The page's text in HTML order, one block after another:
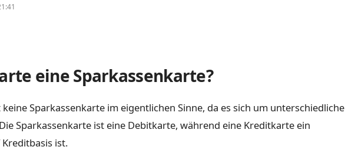
eine Sparkassenkarte?
Sparkassenkarte im eigentlichen Sinne, da es sich um unterschiedliche
Sparkassenkarte ist eine Debitkarte, während eine Kreditkarte ein
ist.